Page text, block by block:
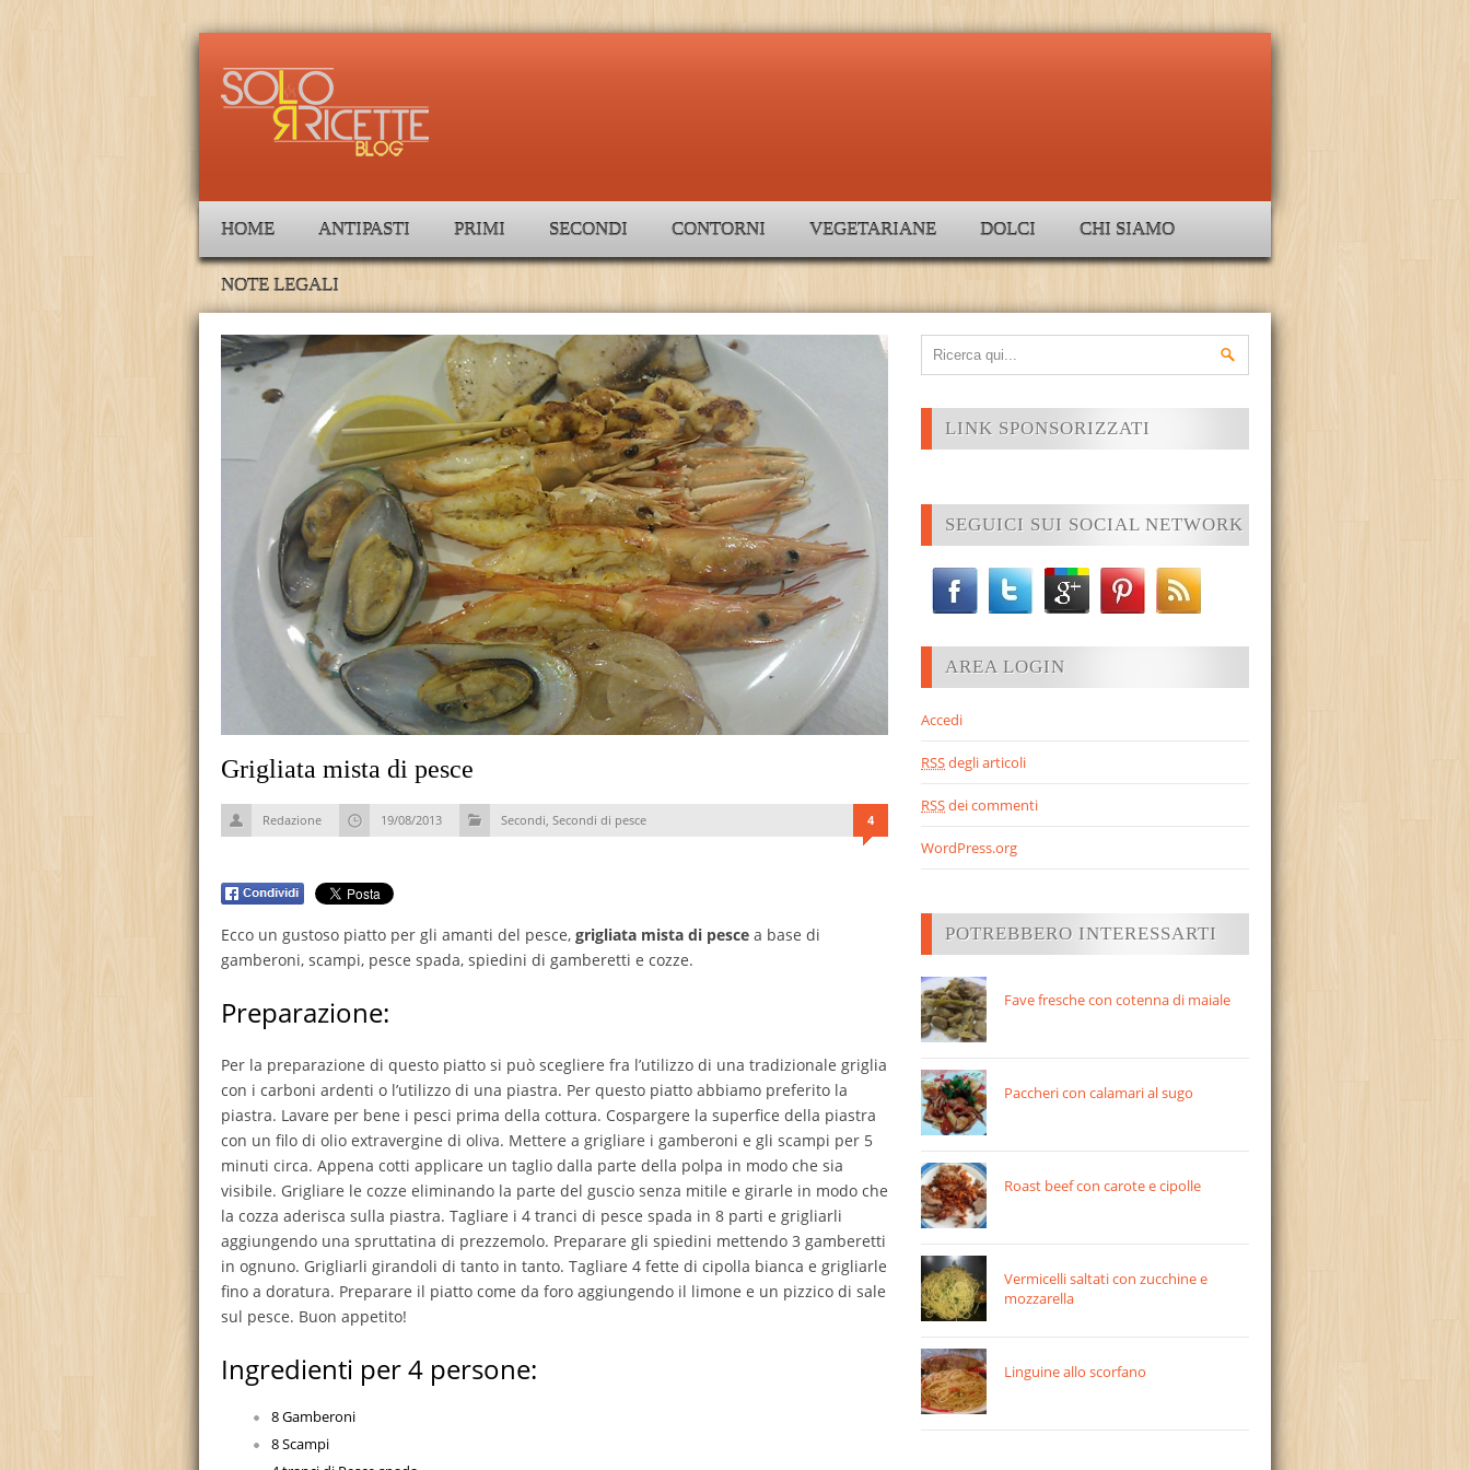
HOME ANTIPASTI PRIMI SECONDI CONTORNI VEGETARIANE DOLCI CHI SIAMO
NOTE LEGALI
Grigliata mista di pesce
Redazione 19/08/2013 Secondi, Secondi di pesce 4
Ecco un gustoso piatto per gli amanti del pesce, grigliata mista di pesce a base di
gamberoni, scampi, pesce spada, spiedini di gamberetti e cozze.
Preparazione:
Per la preparazione di questo piatto si può scegliere fra l’utilizzo di una tradizionale griglia
con i carboni ardenti o l’utilizzo di una piastra. Per questo piatto abbiamo preferito la
piastra. Lavare per bene i pesci prima della cottura. Cospargere la superfice della piastra
con un filo di olio extravergine di oliva. Mettere a grigliare i gamberoni e gli scampi per 5
minuti circa. Appena cotti applicare un taglio dalla parte della polpa in modo che sia
visibile. Grigliare le cozze eliminando la parte del guscio senza mitile e girarle in modo che
la cozza aderisca sulla piastra. Tagliare i 4 tranci di pesce spada in 8 parti e grigliarli
aggiungendo una spruttatina di prezzemolo. Preparare gli spiedini mettendo 3 gamberetti
in ognuno. Grigliarli girandoli di tanto in tanto. Tagliare 4 fette di cipolla bianca e grigliarle
fino a doratura. Preparare il piatto come da foro aggiungendo il limone e un pizzico di sale
sul pesce. Buon appetito!
Ingredienti per 4 persone:
8 Gamberoni
8 Scampi
LINK SPONSORIZZATI
SEGUICI SUI SOCIAL NETWORK
AREA LOGIN
Accedi
RSSdegli articoli
RSSdei commenti
WordPress.org
POTREBBERO INTERESSARTI
Fave fresche con cotenna di maiale
Paccheri con calamari al sugo
Roast beef con carote e cipolle
Vermicelli saltati con zucchine e
mozzarella
Linguine allo scorfano